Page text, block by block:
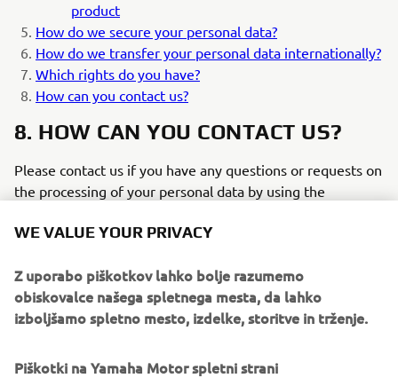
product
How do we secure your personal data?
How do we transfer your personal data internationally?
Which rights do you have?
How can you contact us?
8. HOW CAN YOU CONTACT US?
Please contact us if you have any questions or requests on
the processing of your personal data by using the
Dutch or another official language of an EEA member
state) viadpo@yamaha-motor.nl
Yamaha Motor Europe N.V.
WE VALUE YOUR PRIVACY
Z uporabo piškotkov lahko bolje razumemo
obiskovalce našega spletnega mesta, da lahko
izboljšamo spletno mesto, izdelke, storitve in trženje.
Piškotki na Yamaha Motor spletni strani